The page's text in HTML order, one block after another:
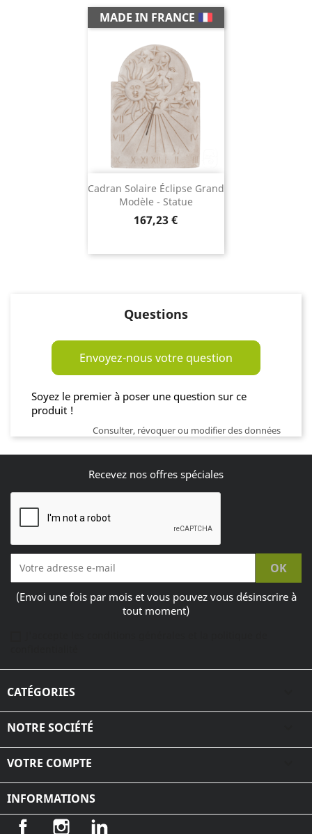
Cadran Solaire Éclipse Grand
Modèle - Statue
Prix
167,23 €
MADE IN FRANCE
Questions
Envoyez-nous votre question
Soyez le premier à poser une question sur ce
produit !
Consulter, révoquer ou modifier des données
Recevez nos offres spéciales
(Envoi une fois par mois et vous pouvez vous désinscrire à
tout moment)
CATÉGORIES
NOTRE SOCIÉTÉ
VOTRE COMPTE
INFORMATIONS
Facebook Instagram